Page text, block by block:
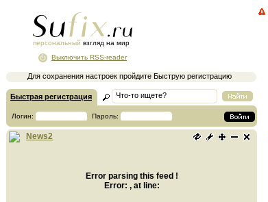
персональный взгляд на мир
Для сохранения настроек пройдите Быструю регистрацию
Выключить RSS-reader
Быстрая регистрация
Логин: Пароль:
News2
Error parsing this feed !
Error: , at line: